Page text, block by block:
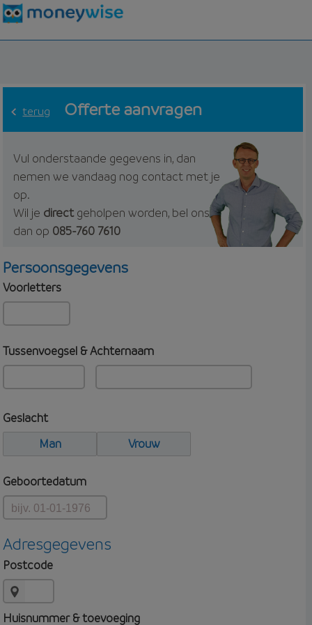
terug Offerte aanvragen
Vul onderstaande gegevens in, dan
nemen we vandaag nog contact met je
op.
Wil je directgeholpen worden, bel ons
dan op 085-760 7610
Persoonsgegevens
Voorletters
Tussenvoegsel & Achternaam
Geslacht
Man
Vrouw
Geboortedatum
Adresgegevens
Postcode
Huisnummer & toevoeging